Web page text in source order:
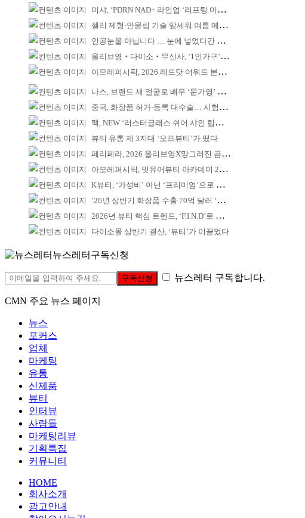
미샤, ‘PDRN NAD+ 라인업 ‘리프팅 마스크’ 출시
젤리 제형·안묻립 기술 앞세워 여름 메이크업 시장 공략
인공눈물 아닙니다 … 눈에 넣었다간 각막 손상
올리브영‧다이소‧무신사, ‘1인가구’가 이끈다
아모레퍼시픽, 2026 레드닷 어워드 본상 2개 수상
나스, 브랜드 새 얼굴로 배우 ‘문가영’ 발탁
중국, 화장품 허가·등록 대수술… 시험자료 공용 허용
맥, NEW ‘러스터글래스 쉬어 샤인 립스틱’ 출시
뷰티 유통 제 3지대 ‘오프뷰티’가 떴다
페리페라, 2026 올리브영X망그러진 곰 콜라보
아모레퍼시픽, 밋유어뷰티 아카데미 2기 발대식
K뷰티, ‘가성비’ 아닌 ‘프리미엄’으로 승부걸어야
’26년 상반기 화장품 수출 70억 달러 ‘역대 최고’
2026년 뷰티 핵심 트렌드, ‘F.I.N.D’로 읽는다
다이소몰 상반기 결산, ‘뷰티’가 이끌었다
뉴스레터구독신청
구독신청 뉴스레터 구독합니다.
CMN 주요 뉴스 페이지
뉴스
포커스
업체
마케팅
유통
신제품
뷰티
인터뷰
사람들
마케팅리뷰
기획특집
커뮤니티
HOME
회사소개
광고안내